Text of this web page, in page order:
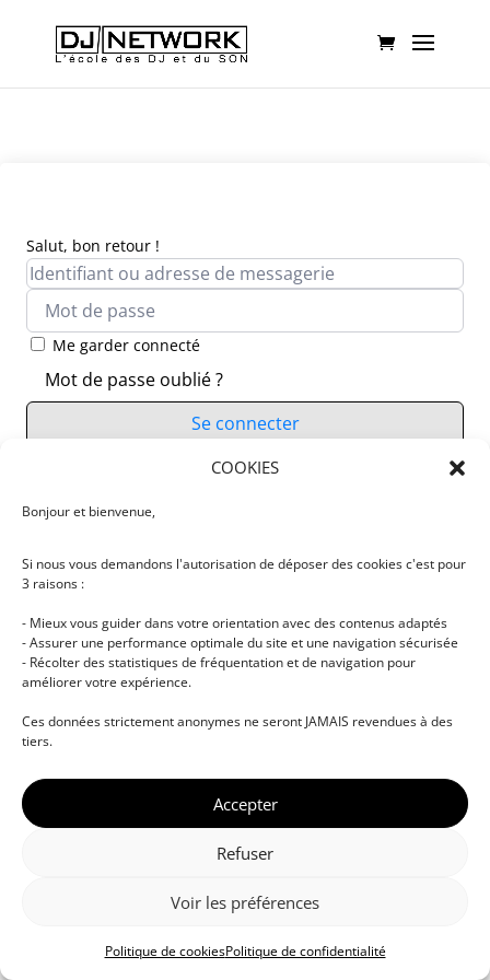
COOKIES
Bonjour et bienvenue,
Si nous vous demandons l'autorisation de déposer des cookies c'est pour
3 raisons :
- Mieux vous guider dans votre orientation avec des contenus adaptés
- Assurer une performance optimale du site et une navigation sécurisée
- Récolter des statistiques de fréquentation et de navigation pour
améliorer votre expérience.
Ces données strictement anonymes ne seront JAMAIS revendues à des
tiers.
Accepter
Refuser
Voir les préférences
Politique de cookiesPolitique de confidentialité
Salut, bon retour !
Me garder connecté
Mot de passe oublié ?
Se connecter
Vous n’avez pas de compte ?
musicale • Certifications professionnelles • Paris •